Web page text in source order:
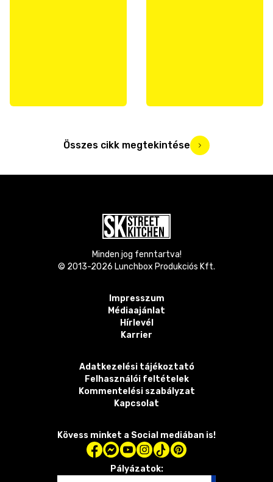
Összes cikk megtekintése
Minden jog fenntartva!
© 2013-2026 Lunchbox Produkciós Kft.
Impresszum
Médiaajánlat
Hírlevél
Karrier
Adatkezelési tájékoztató
Felhasználói feltételek
Kommentelési szabályzat
Kapcsolat
Kövess minket a Social mediában is!
Pályázatok: